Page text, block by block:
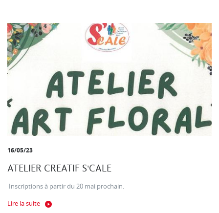
16/05/23
ATELIER CREATIF S'CALE
Inscriptions à partir du 20 mai prochain.
Lire la suite